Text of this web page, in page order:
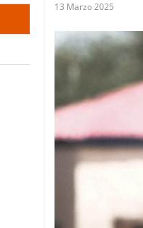
13 Marzo 2025